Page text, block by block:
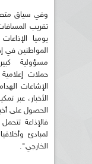
وفي سياق
تقريب
يوميا
المواطنين في
مسؤولية
حملات
الإشاعات
الأخبار، عبر
الحصول على
فالإذاعة
لمبادئ
الخارجي".